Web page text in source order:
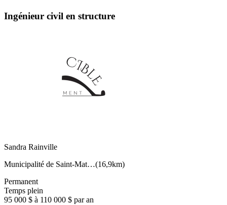
Ingénieur civil en structure
Sandra Rainville
Municipalité de Saint-Mat…(16,9km)
Permanent
Temps plein
95 000 $ à 110 000 $ par an